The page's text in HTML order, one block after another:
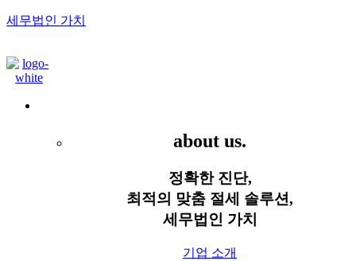
세무법인 가치
about us.
정확한 진단,
최적의 맞춤 절세 솔루션,
세무법인 가치
기업 소개